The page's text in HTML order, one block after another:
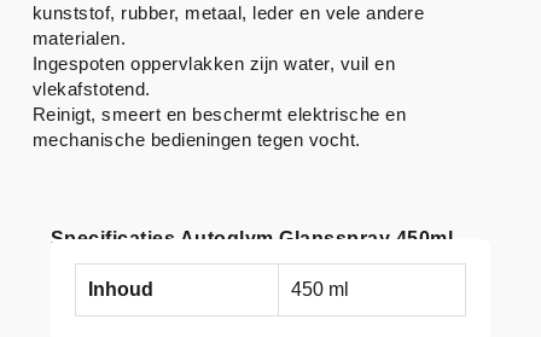
Specificaties Autoglym Glansspray 450ml
Inhoud 450 ml
kunststof, rubber, metaal, leder en vele andere
materialen.
Ingespoten oppervlakken zijn water, vuil en
vlekafstotend.
Reinigt, smeert en beschermt elektrische en
mechanische bedieningen tegen vocht.